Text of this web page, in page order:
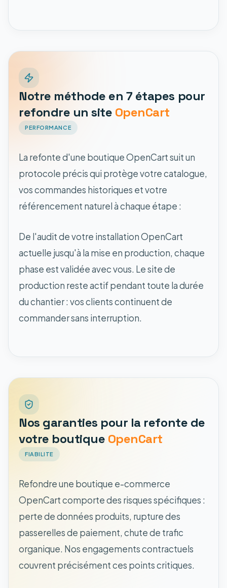
Notre méthode en 7 étapes pour
refondre un site OpenCart
PERFORMANCE
La refonte d'une boutique OpenCart suit un
protocole précis qui protège votre catalogue,
vos commandes historiques et votre
référencement naturel à chaque étape :
De l'audit de votre installation OpenCart
actuelle jusqu'à la mise en production, chaque
phase est validée avec vous. Le site de
production reste actif pendant toute la durée
du chantier : vos clients continuent de
commander sans interruption.
Nos garanties pour la refonte de
votre boutique OpenCart
FIABILITE
Refondre une boutique e-commerce
OpenCart comporte des risques spécifiques :
perte de données produits, rupture des
passerelles de paiement, chute de trafic
organique. Nos engagements contractuels
couvrent précisément ces points critiques.